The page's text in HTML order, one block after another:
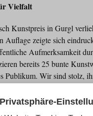
Vielfalt
Kunstpreis in Gurgl
Auflage zeigte sich
Aufmerksamkeit
bereits 25 bunte
Publikum. Wir sind stolz,
Obergurgl.